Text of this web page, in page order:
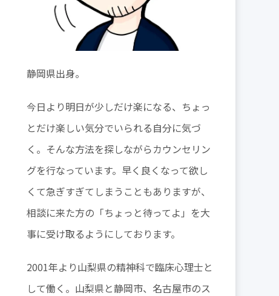
静岡県出身。
今日より明日が少しだけ楽になる、ちょっ
とだけ楽しい気分でいられる自分に気づ
く。そんな方法を探しながらカウンセリン
グを行なっています。早く良くなって欲し
くて急ぎすぎてしまうこともありますが、
相談に来た方の「ちょっと待ってよ」を大
事に受け取るようにしております。
2001年より山梨県の精神科で臨床心理士と
して働く。山梨県と静岡市、名古屋市のス